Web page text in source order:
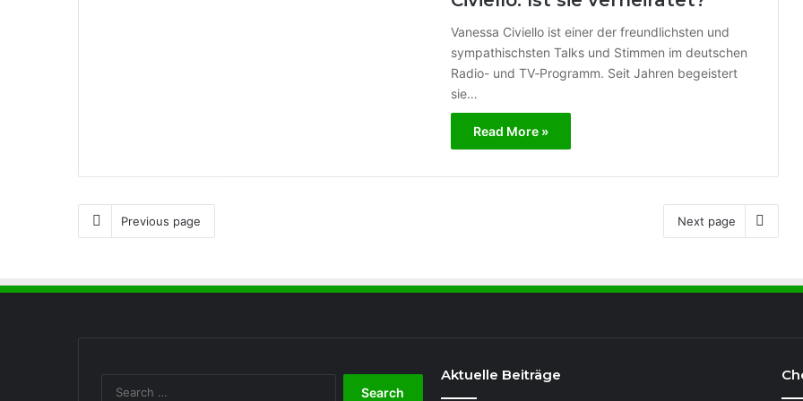
Vanessa Civiello ist einer der freundlichsten und
sympathischsten Talks und Stimmen im deutschen
Radio- und TV‑Programm. Seit Jahren begeistert
sie…
Read More »
Previous page Next page
Aktuelle Beiträge